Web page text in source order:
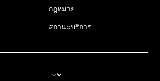
กฎหมาย
สถานะบริการ